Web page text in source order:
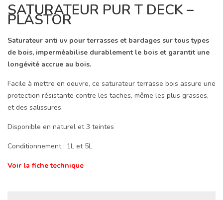
SATURATEUR PUR T DECK –
PLASTOR
Saturateur anti uv pour terrasses et bardages sur tous types
de bois, imperméabilise durablement le bois et garantit une
longévité accrue au bois.
Facile à mettre en oeuvre, ce saturateur terrasse bois assure une
protection résistante contre les taches, même les plus grasses,
et des salissures.
Disponible en naturel et 3 teintes
Conditionnement : 1L et 5L
Voir la fiche technique